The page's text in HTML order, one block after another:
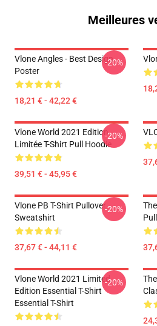
Meilleures
Vlone Angles - Best Design
Poster
18,21 € - 42,22 €
-20%
Vlone World 2021 Edition
Limitée T-Shirt Pull Hoodie
39,51 € - 45,95 €
-20%
Vlone PB T-Shirt Pullover
Sweatshirt
37,67 € - 44,11 €
-20%
Vlone World 2021 Limited
Edition Essential T-Shirt
Essential T-Shirt
-20%